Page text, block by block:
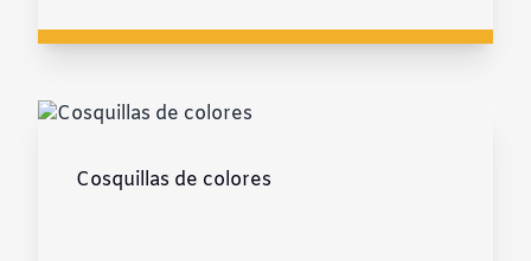
Cosquillas de colores